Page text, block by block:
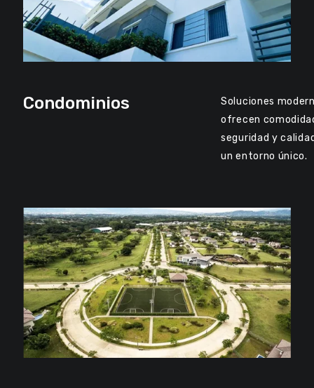
Condominios
Soluciones
ofrecen
seguridad y
un entorno único.